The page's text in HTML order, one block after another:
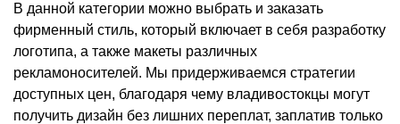
В данной категории можно выбрать и заказать
фирменный стиль, который включает в себя разработку
логотипа, а также макеты различных
рекламоносителей. Мы придерживаемся стратегии
доступных цен, благодаря чему владивостокцы могут
получить дизайн без лишних переплат, заплатив только